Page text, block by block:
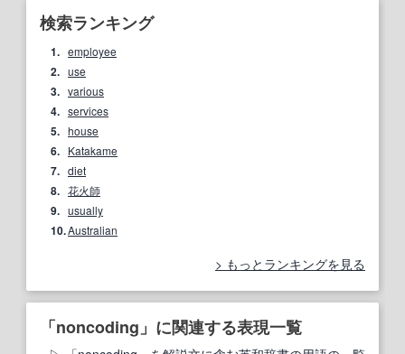
検索ランキング
1. employee
2. use
3. various
4. services
5. house
6. Katakame
7. diet
8. 花火師
9. usually
10.Australian
もっとランキングを見る
「noncoding」に関連する表現一覧